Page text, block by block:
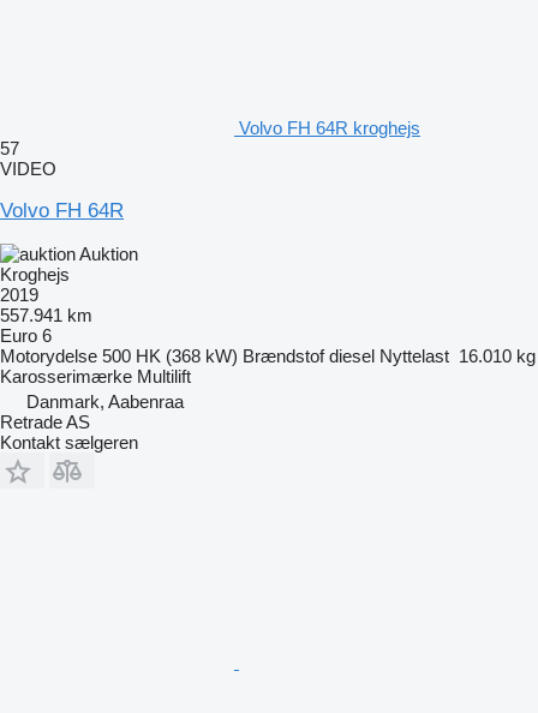
Volvo FH 64R kroghejs
57
VIDEO
Volvo FH 64R
Auktion
Kroghejs
2019
557.941 km
Euro 6
Motorydelse 500 HK (368 kW) Brændstof diesel Nyttelast 16.010 kg
Karosserimærke Multilift
Danmark, Aabenraa
Retrade AS
Kontakt sælgeren